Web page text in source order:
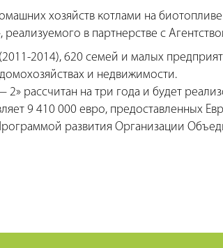
хозяйств котлами на биотопливе
реализуемого в партнерстве с
2014), 620 семей и малых
и недвижимости.
рассчитан на три года и будет
9 410 000 евро, предоставленных
развития Организации